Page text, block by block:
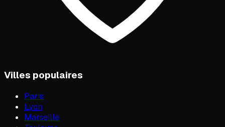
Villes populaires
Paris
Lyon
Marseille